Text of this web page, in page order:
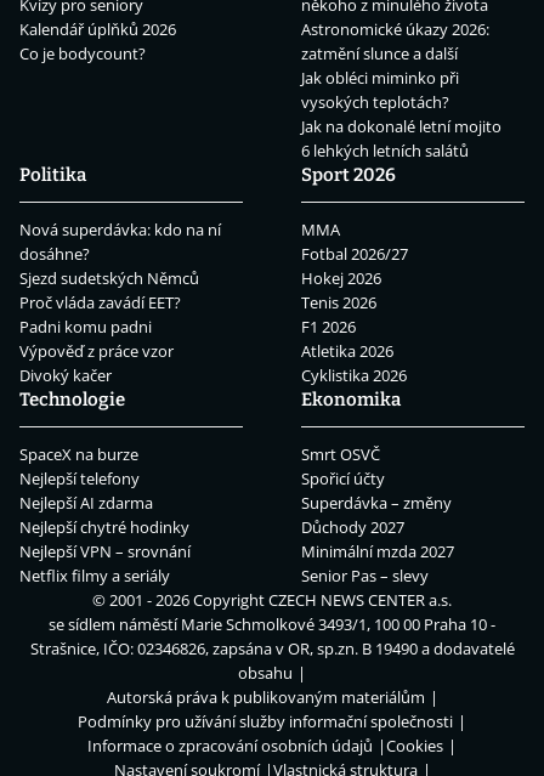
Kalendář úplňků 2026
Co je bodycount?
Astronomické úkazy 2026:
zatmění slunce a další
Jak obléci miminko při
vysokých teplotách?
Jak na dokonalé letní mojito
6 lehkých letních salátů
Politika
Nová superdávka: kdo na ní
dosáhne?
Sjezd sudetských Němců
Proč vláda zavádí EET?
Padni komu padni
Výpověď z práce vzor
Divoký kačer
Sport 2026
MMA
Fotbal 2026/27
Hokej 2026
Tenis 2026
F1 2026
Atletika 2026
Cyklistika 2026
Technologie
SpaceX na burze
Nejlepší telefony
Nejlepší AI zdarma
Nejlepší chytré hodinky
Nejlepší VPN – srovnání
Netflix filmy a seriály
Ekonomika
Smrt OSVČ
Spořicí účty
Superdávka – změny
Důchody 2027
Minimální mzda 2027
Senior Pas – slevy
© 2001 - 2026 CopyrightCZECH NEWS CENTER a.s.
se sídlem náměstí Marie Schmolkové 3493/1, 100 00 Praha 10 -
Strašnice, IČO: 02346826, zapsána v OR, sp.zn. B 19490 a dodavatelé
obsahu
Autorská práva k publikovaným materiálům
Podmínky pro užívání služby informační společnosti
Informace o zpracování osobních údajů
Cookies
Nastavení soukromí
Vlastnická struktura